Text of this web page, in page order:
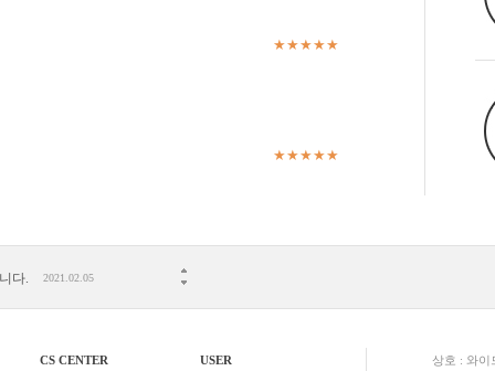
★★★★★
★★★★★
다. 2021.02.05
CS CENTER USER 상호 : 와이